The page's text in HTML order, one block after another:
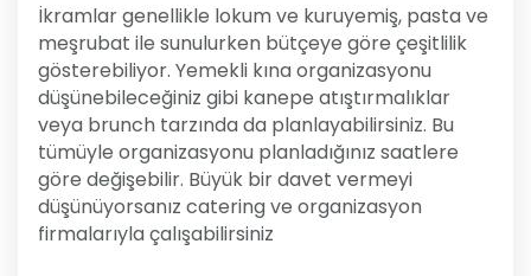
İkramlar genellikle lokum ve kuruyemiş, pasta ve
meşrubat ile sunulurken bütçeye göre çeşitlilik
gösterebiliyor. Yemekli kına organizasyonu
düşünebileceğiniz gibi kanepe atıştırmalıklar
veya brunch tarzında da planlayabilirsiniz. Bu
tümüyle organizasyonu planladığınız saatlere
göre değişebilir. Büyük bir davet vermeyi
düşünüyorsanız catering ve organizasyon
firmalarıyla çalışabilirsiniz